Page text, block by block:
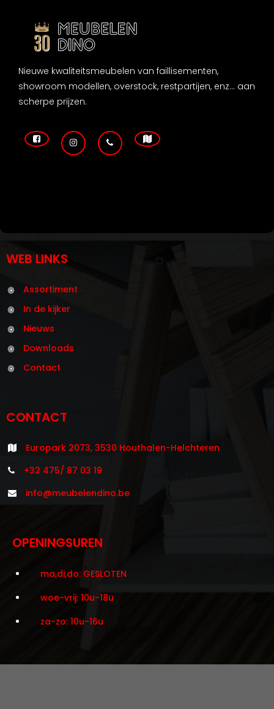
Nieuwe kwaliteitsmeubelen van faillisementen,
showroom modellen, overstock, restpartijen, enz... aan
scherpe prijzen.
WEB LINKS
Assortiment
In de kijker
Nieuws
Downloads
Contact
CONTACT
Europark 2073, 3530 Houthalen-Helchteren
+32 475/ 87 03 19
info@meubelendino.be
OPENINGSUREN
ma,di,do: GESLOTEN
woe-vrij: 10u-18u
za-zo: 10u-16u